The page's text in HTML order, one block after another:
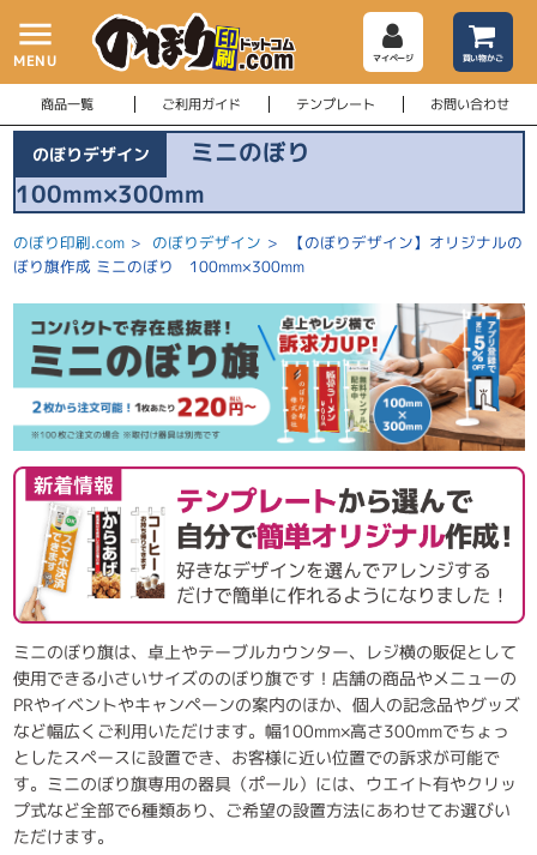
menu
MENU マイページ 買い物かご
商品一覧 ご利用ガイド テンプレート お問い合わせ
のぼりデザイン
ミニのぼり
100mm×300mm
のぼり印刷.com > のぼりデザイン >
【のぼりデザイン】オリジナルの
ぼり旗作成 ミニのぼり 100mm×300mm
ミニのぼり旗は、卓上やテーブルカウンター、レジ横の販促として
使用できる小さいサイズののぼり旗です！店舗の商品やメニューの
PRやイベントやキャンペーンの案内のほか、個人の記念品やグッズ
など幅広くご利用いただけます。幅100mm×高さ300mmでちょっ
としたスペースに設置でき、お客様に近い位置での訴求が可能で
す。ミニのぼり旗専用の器具（ポール）には、ウエイト有やクリッ
プ式など全部で6種類あり、ご希望の設置方法にあわせてお選びい
ただけます。